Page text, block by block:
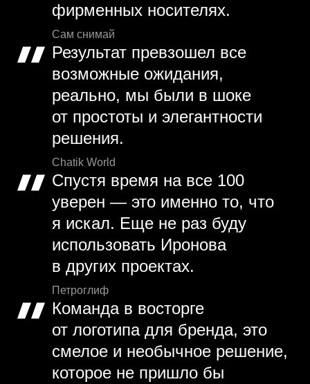
фирменных носителях.
Сам снимай
Результат превзошел все
возможные ожидания,
реально, мы были в шоке
от простоты и элегантности
решения.
Chatik World
Спустя время на все 100
уверен — это именно то, что
я искал. Еще не раз буду
использовать Иронова
в других проектах.
Петроглиф
Команда в восторге
от логотипа для бренда, это
смелое и необычное решение,
которое не пришло бы